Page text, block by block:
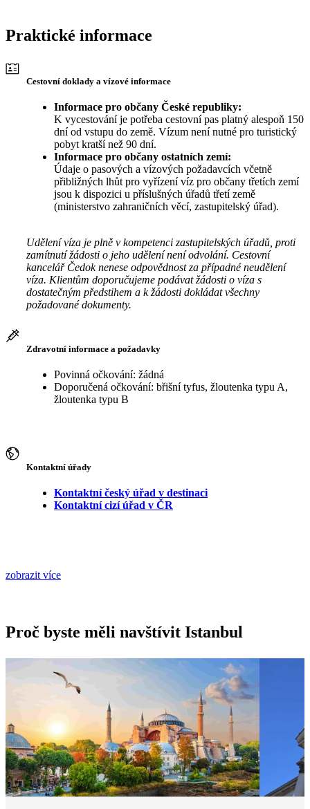
Praktické informace
Cestovní doklady a vízové informace
Informace pro občany České republiky:
K vycestování je potřeba cestovní pas platný alespoň 150
dní od vstupu do země. Vízum není nutné pro turistický
pobyt kratší než 90 dní.
Informace pro občany ostatních zemí:
Údaje o pasových a vízových požadavcích včetně
přibližných lhůt pro vyřízení víz pro občany třetích zemí
jsou k dispozici u příslušných úřadů třetí země
(ministerstvo zahraničních věcí, zastupitelský úřad).
Udělení víza je plně v kompetenci zastupitelských úřadů, proti
zamítnutí žádosti o jeho udělení není odvolání. Cestovní
kancelář Čedok nenese odpovědnost za případné neudělení
víza. Klientům doporučujeme podávat žádosti o víza s
dostatečným předstihem a k žádosti dokládat všechny
požadované dokumenty.
Zdravotní informace a požadavky
Povinná očkování: žádná
Doporučená očkování: břišní tyfus, žloutenka typu A,
žloutenka typu B
Kontaktní úřady
Kontaktní český úřad v destinaci
Kontaktní cizí úřad v ČR
zobrazit více
Proč byste měli navštívit Istanbul